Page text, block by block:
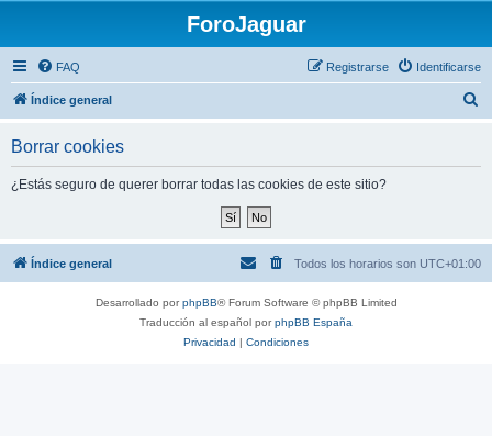
ForoJaguar
FAQ Identificarse
Registrarse
Índice general
Borrar cookies
¿Estás seguro de querer borrar todas las cookies de este sitio?
Índice general Todos los horarios son UTC+01:00
Desarrollado porphpBB® Forum Software © phpBB Limited
Traducción al español porphpBB España
Privacidad | Condiciones